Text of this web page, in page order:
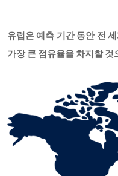
유럽은 예측 기간 동안 전
가장 큰 점유율을 차지할 것